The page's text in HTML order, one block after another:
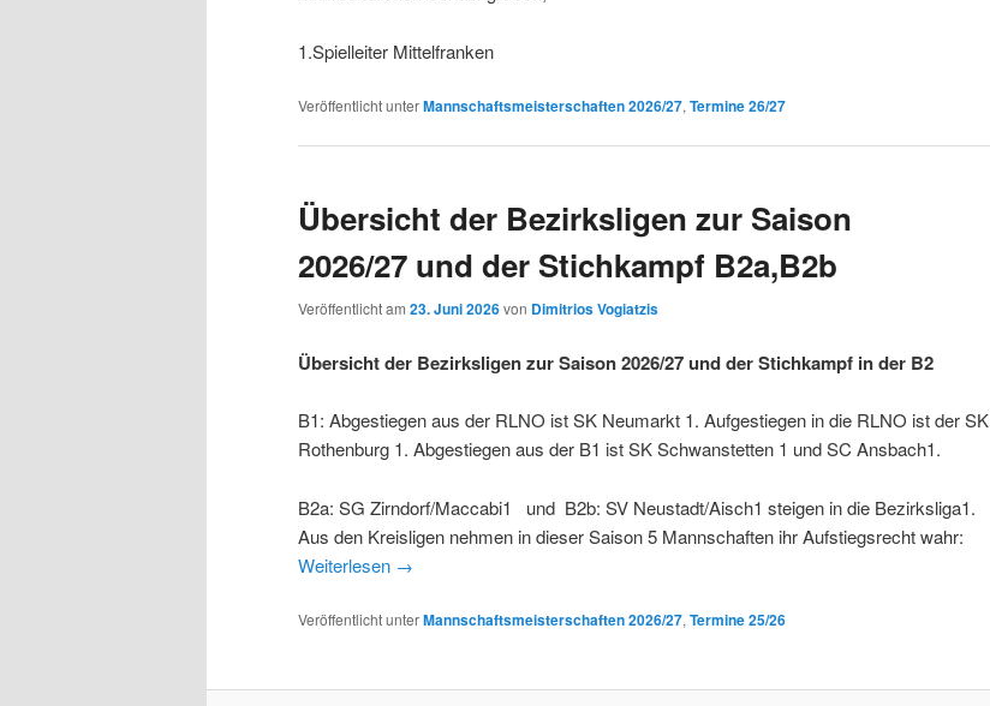
1.Spielleiter Mittelfranken
Veröffentlicht unterMannschaftsmeisterschaften 2026/27, Termine 26/27
Übersicht der Bezirksligen zur Saison
2026/27 und der Stichkampf B2a,B2b
Veröffentlicht am 23. Juni 2026von Dimitrios Vogiatzis
Übersicht der Bezirksligen zur Saison 2026/27 und der Stichkampf in der B2
B1: Abgestiegen aus der RLNO ist SK Neumarkt 1. Aufgestiegen in die RLNO ist der SK
Rothenburg 1. Abgestiegen aus der B1 ist SK Schwanstetten 1 und SC Ansbach1.
B2a: SG Zirndorf/Maccabi1 und B2b: SV Neustadt/Aisch1 steigen in die Bezirksliga1.
Aus den Kreisligen nehmen in dieser Saison 5 Mannschaften ihr Aufstiegsrecht wahr:
Weiterlesen →
Veröffentlicht unterMannschaftsmeisterschaften 2026/27, Termine 25/26